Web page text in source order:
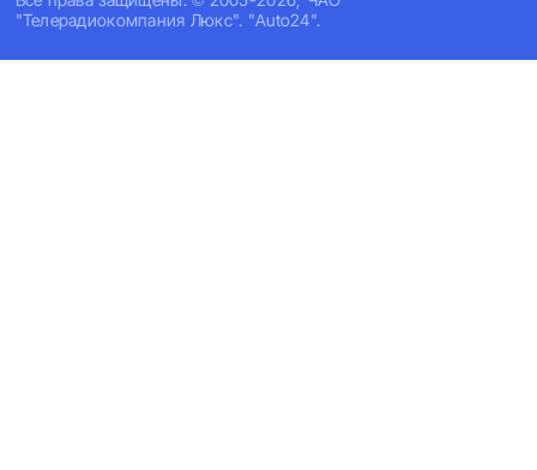
"Телерадиокомпания Люкс". "Auto24".